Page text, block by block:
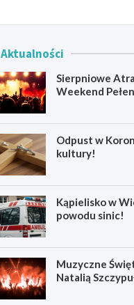
Aktualności
Sierpniowe
Weekend
Odpust w
kultury!
Kąpielisko w
powodu sinic!
Muzyczne
Natalią